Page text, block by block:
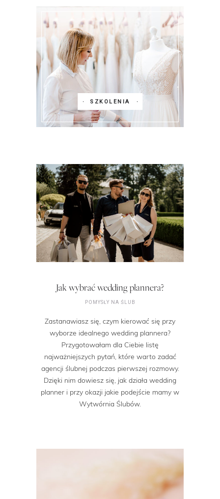
SZKOLENIA
Jak wybrać wedding plannera?
POMYSŁY NA ŚLUB
Zastanawiasz się, czym kierować się przy
wyborze idealnego wedding plannera?
Przygotowałam dla Ciebie listę
najważniejszych pytań, które warto zadać
agencji ślubnej podczas pierwszej rozmowy.
Dzięki nim dowiesz się, jak działa wedding
planner i przy okazji jakie podejście mamy w
Wytwórnia Ślubów.